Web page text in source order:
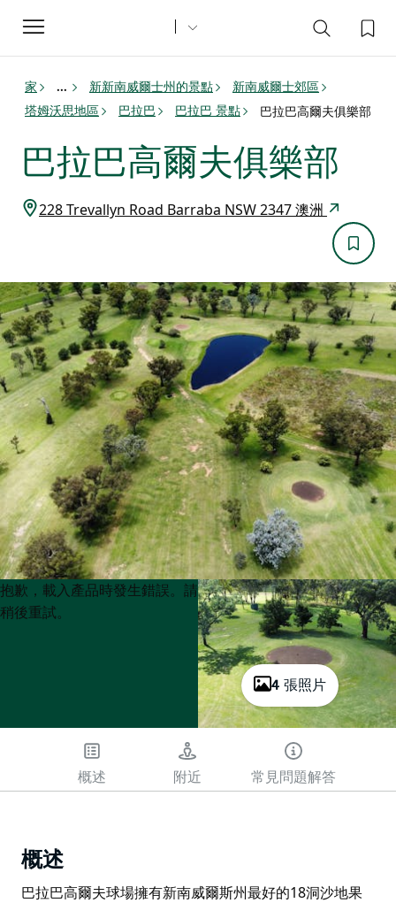
Toggle
navigation
家 ... 新新南威爾士州的景點
新南威爾士郊區
塔姆沃思地區
巴拉巴 巴拉巴 景點 巴拉巴高爾夫俱樂部
巴拉巴高爾夫俱樂部
228 Trevallyn Road Barraba NSW 2347 澳洲
4 張照片
Product
List
Product
List
抱歉，載入產品時發生錯誤。請
稍後重試。
概述 附近 常見問題解答
概述
巴拉巴高爾夫球場擁有新南威爾斯州最好的18洞沙地果